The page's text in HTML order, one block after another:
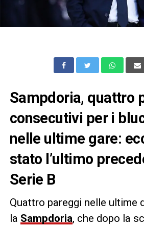
Sampdoria, quattro
consecutivi per i
nelle ultime gare:
stato l’ultimo
Serie B
Quattro pareggi nelle ultime
la Sampdoria, che dopo la